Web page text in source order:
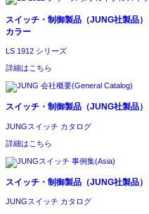
スイッチ・制御製品（JUNG社製品）
カラー
LS 1912 シリーズ
詳細はこちら
スイッチ・制御製品（JUNG社製品）
JUNGスイッチ カタログ
詳細はこちら
スイッチ・制御製品（JUNG社製品）
JUNGスイッチ カタログ